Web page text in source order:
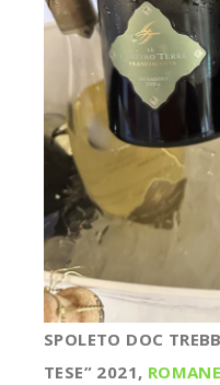
SPOLETO DOC
TESE” 2021,